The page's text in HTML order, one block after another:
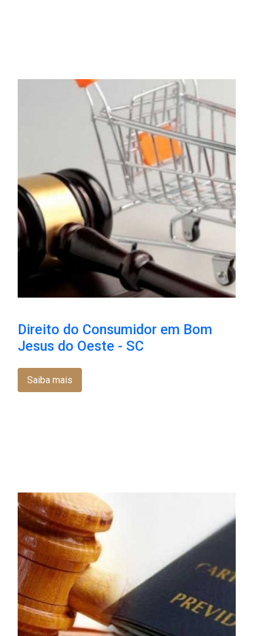
Direito do Consumidor em Bom
Jesus do Oeste - SC
Saiba mais